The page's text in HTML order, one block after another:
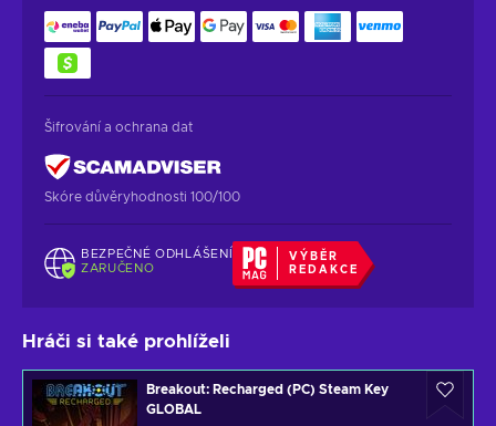
Šifrování a ochrana dat
Skóre důvěryhodnosti 100/100
BEZPEČNÉ ODHLÁŠENÍ
ZARUČENO
VÝBĚR
REDAKCE
Hráči si také prohlíželi
Breakout: Recharged (PC) Steam Key
GLOBAL